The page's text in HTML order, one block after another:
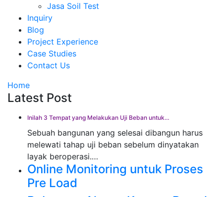
Jasa Soil Test
Inquiry
Blog
Project Experience
Case Studies
Contact Us
Home
Latest Post
Inilah 3 Tempat yang Melakukan Uji Beban untuk…
Sebuah bangunan yang selesai dibangun harus
melewati tahap uji beban sebelum dinyatakan
layak beroperasi.…
Online Monitoring untuk Proses
Pre Load